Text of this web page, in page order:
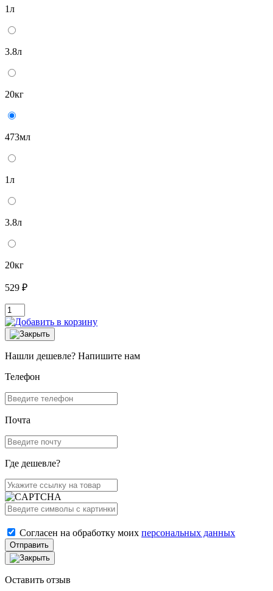
1л
3.8л
20кг
473мл
1л
3.8л
20кг
529 ₽
Нашли дешевле? Напишите нам
Телефон
Почта
Где дешевле?
Согласен на обработку моих персональных данных
Отправить
Оставить отзыв